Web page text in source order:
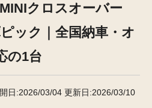
クロスオーバー
ック｜全国納車・オ
の1台
日:2026/03/04 更新日:2026/03/10